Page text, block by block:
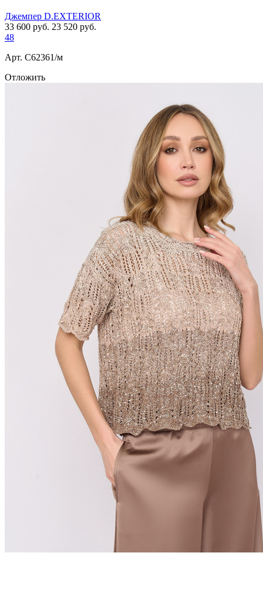
Джемпер D.EXTERIOR
33 600 руб. 23 520 руб.
48
Арт. С62361/м
Отложить